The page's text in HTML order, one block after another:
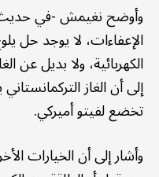
وأوضح نغيمش -في حديث
الإعفاءات، لا يوجد حل
الكهربائية، ولا بديل عن
إلى أن الغاز
تخضع لفيتو أميركي.
وأشار إلى أن الخيارات